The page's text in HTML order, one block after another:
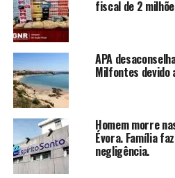
fiscal de 2
APA
Milfontes devido
Homem morre
Évora. Família
negligência.